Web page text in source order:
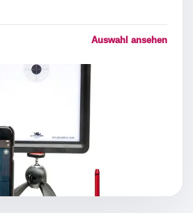
Auswahl ansehen